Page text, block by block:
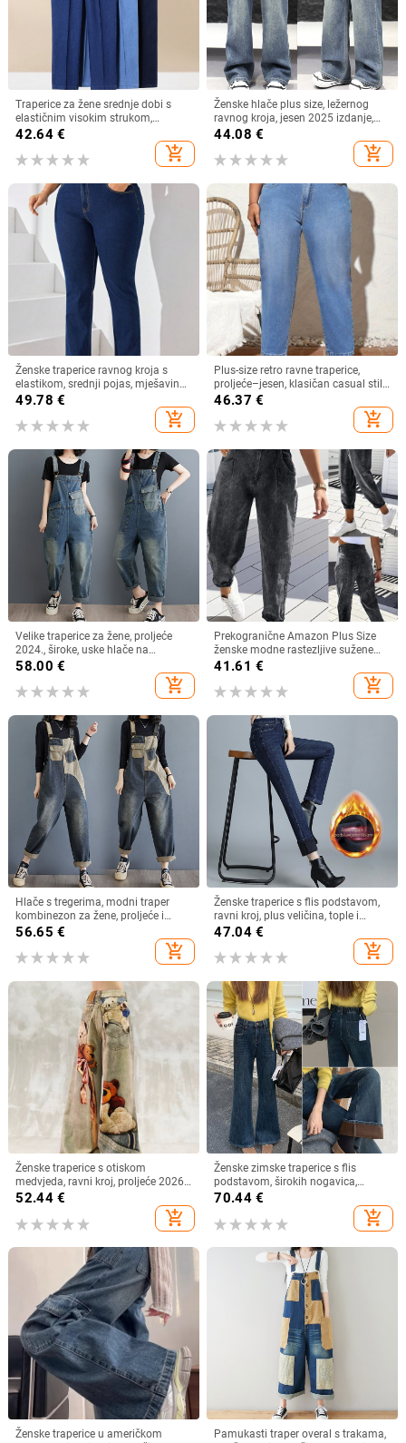
Traperice za žene srednje dobi s
elastičnim visokim strukom,
slobodnog ravnog kroja, ¾ dužine,
42.64€
add_shopping_cart
Ženske hlače plus size, ležernog
ravnog kroja, jesen 2025 izdanje,
denim visoke elastičnosti i elastični
44.08 €
add_shopping_cart
Ženske traperice ravnog kroja s
elastikom, srednji pojas, mješavina
pamuka 50–70% i poliester <30%,
49.78 €
add_shopping_cart
Plus-size retro ravne traperice,
proljeće–jesen, klasičan casual stil,
elastične, vitkiji kroj, cigaretna noga
46.37 €
add_shopping_cart
Velike traperice za žene, proljeće
2024., široke, uske hlače na
naramenice za niske žene
58.00 €
add_shopping_cart
Prekogranične Amazon Plus Size
ženske modne rastezljive sužene
hlače Retro isprane traper ležerne
rastezljive hlače s devet točaka
41.61 €
add_shopping_cart
Hlače s tregerima, modni traper
kombinezon za žene, proljeće i
jesen 2024., široke, visokog struka,
kontrastne boje, jednodijelne, široke
hlače s devet točaka
56.65 €
add_shopping_cart
Ženske traperice s flis podstavom,
ravni kroj, plus veličina, tople i
elastične, zima 2025
47.04€
add_shopping_cart
Ženske traperice s otiskom
medvjeda, ravni kroj, proljeće 2026,
opuštena silueta, široke nogavice
52.44€
add_shopping_cart
Ženske zimske traperice s flis
podstavom, širokih nogavica,
dugačke do poda, veličina L
70.44€
add_shopping_cart
Ženske traperice u američkom
Pamukasti traper overal s trakama,